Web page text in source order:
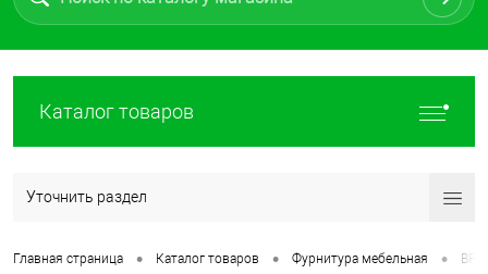
Каталог товаров
Уточнить раздел
Главная страница • Каталог товаров • Фурнитура мебельная •